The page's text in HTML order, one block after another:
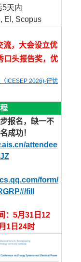
5天内
EI, Scopus
流，大会设立优
口头报告奖，优
ICESEP 2026)-评优
报名，缺一不
成功！
attendee
form/
fill
：5月31日12
1日24时